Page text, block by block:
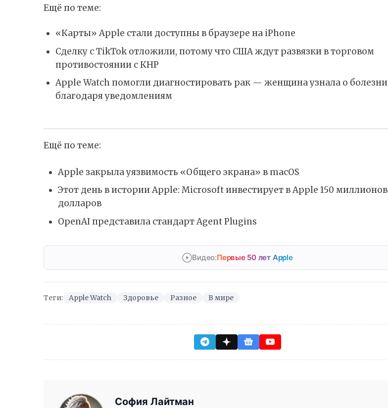
Ещё по теме:
«Карты» Apple стали доступны в браузере на iPhone
Сделку с TikTok отложили, потому что США ждут развязки в торговом
противостоянии с КНР
Apple Watch помогли диагностировать рак — женщина узнала о болезни
благодаря уведомлениям
Ещё по теме:
Apple закрыла уязвимость «Общего экрана» в macOS
Этот день в истории Apple: Microsoft инвестирует в Apple 150 миллионов
долларов
OpenAI представила стандарт Agent Plugins
Видео:Первые 50 лет Apple
Теги: Apple Watch Здоровье Разное В мире
София Лайтман